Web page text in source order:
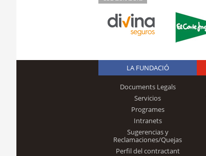
LA FUNDACIÓ
Documents Legals
Servicios
Programes
Intranets
Sugerencias y
Reclamaciones/Quejas
Perfil del contractant